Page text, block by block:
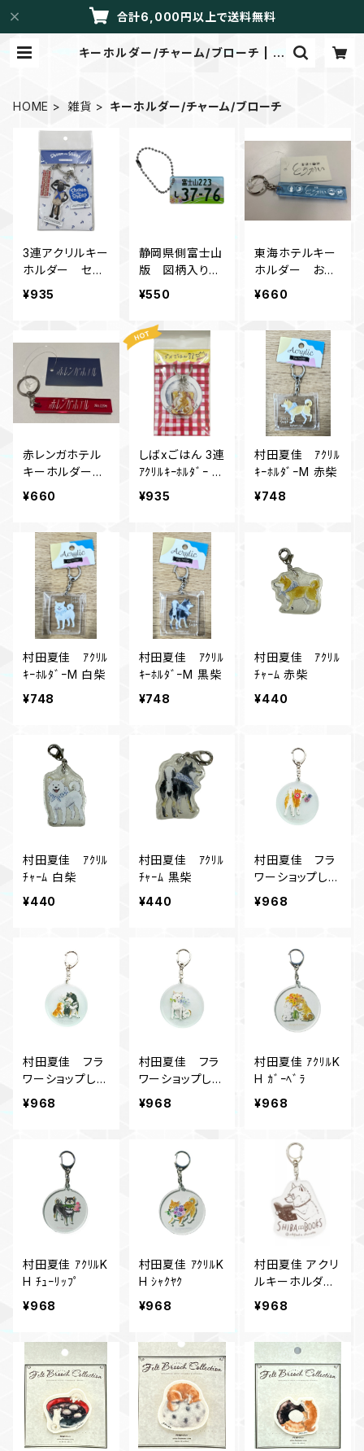
合計6,000円以上で送料無料
キーホルダー/チャーム/ブローチ | LI
HOME 雑貨 キーホルダー/チャーム/ブローチ
3連アクリルキー
ホルダー セー
ラーショーン
¥935
静岡県側富士山
版 図柄入りナ
ンバープレート
¥550
東海ホテルキー
ホルダー お宿
とうかいシリー
¥660
赤レンガホテル
キーホルダー
赤レンガホテル
¥660
しばxごはん 3連
ｱｸﾘﾙｷｰﾎﾙﾀﾞｰ ｸﾛ
ｯｸﾏﾀﾞﾑ
¥935
村田夏佳 ｱｸﾘﾙ
ｷｰﾎﾙﾀﾞｰM 赤柴
¥748
村田夏佳 ｱｸﾘﾙ
ｷｰﾎﾙﾀﾞｰM 白柴
¥748
村田夏佳 ｱｸﾘﾙ
ｷｰﾎﾙﾀﾞｰM 黒柴
¥748
村田夏佳 ｱｸﾘﾙ
ﾁｬｰﾑ 赤柴
¥440
村田夏佳 ｱｸﾘﾙ
ﾁｬｰﾑ 白柴
¥440
村田夏佳 ｱｸﾘﾙ
ﾁｬｰﾑ 黒柴
¥440
村田夏佳 フラ
ワーショップしば
アクリルキーホ
¥968
村田夏佳 フラ
ワーショップしば
アクリルキーホ
¥968
村田夏佳 フラ
ワーショップしば
アクリルキーホ
¥968
村田夏佳 ｱｸﾘﾙK
H ｶﾞｰﾍﾞﾗ
¥968
村田夏佳 ｱｸﾘﾙK
H ﾁｭｰﾘｯﾌﾟ
¥968
村田夏佳 ｱｸﾘﾙK
H ｼｬｸﾔｸ
¥968
村田夏佳 アクリ
ルキーホルダー
L SHIBABOOK
¥968